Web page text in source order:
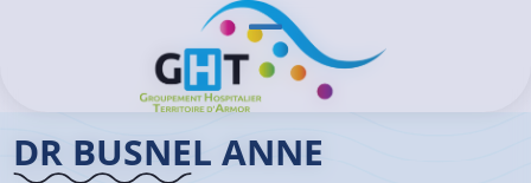
Ouvrir/Fermer le menu
>Dr BUSNEL Anne
DR BUSNEL ANNE
Panneau de gestion des cookies